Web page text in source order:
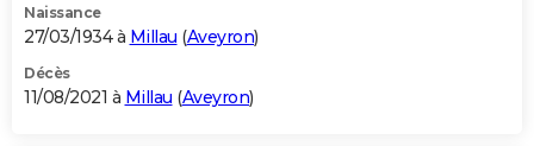
Naissance
27/03/1934 à Millau (Aveyron)
Décès
11/08/2021 à Millau (Aveyron)